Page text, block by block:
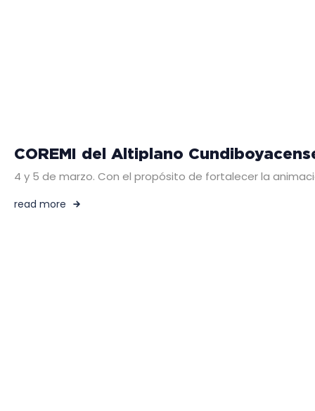
COREMI del Altiplano
4 y 5 de marzo. Con el propósito de fortalecer la
read more